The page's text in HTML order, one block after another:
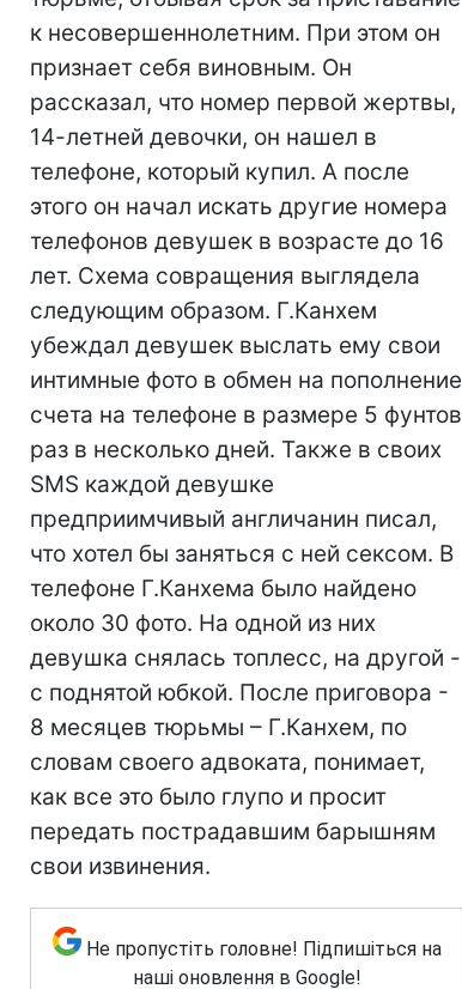
к несовершеннолетним. При этом он
признает себя виновным. Он
рассказал, что номер первой жертвы,
14-летней девочки, он нашел в
телефоне, который купил. А после
этого он начал искать другие номера
телефонов девушек в возрасте до 16
лет. Схема совращения выглядела
следующим образом. Г.Канхем
убеждал девушек выслать ему свои
интимные фото в обмен на пополнение
счета на телефоне в размере 5 фунтов
раз в несколько дней. Также в своих
SMS каждой девушке
предприимчивый англичанин писал,
что хотел бы заняться с ней сексом. В
телефоне Г.Канхема было найдено
около 30 фото. На одной из них
девушка снялась топлесс, на другой -
с поднятой юбкой. После приговора -
8 месяцев тюрьмы – Г.Канхем, по
словам своего адвоката, понимает,
как все это было глупо и просит
передать пострадавшим барышням
свои извинения.
Не пропустіть головне! Підпишіться на
наші оновлення в Google!